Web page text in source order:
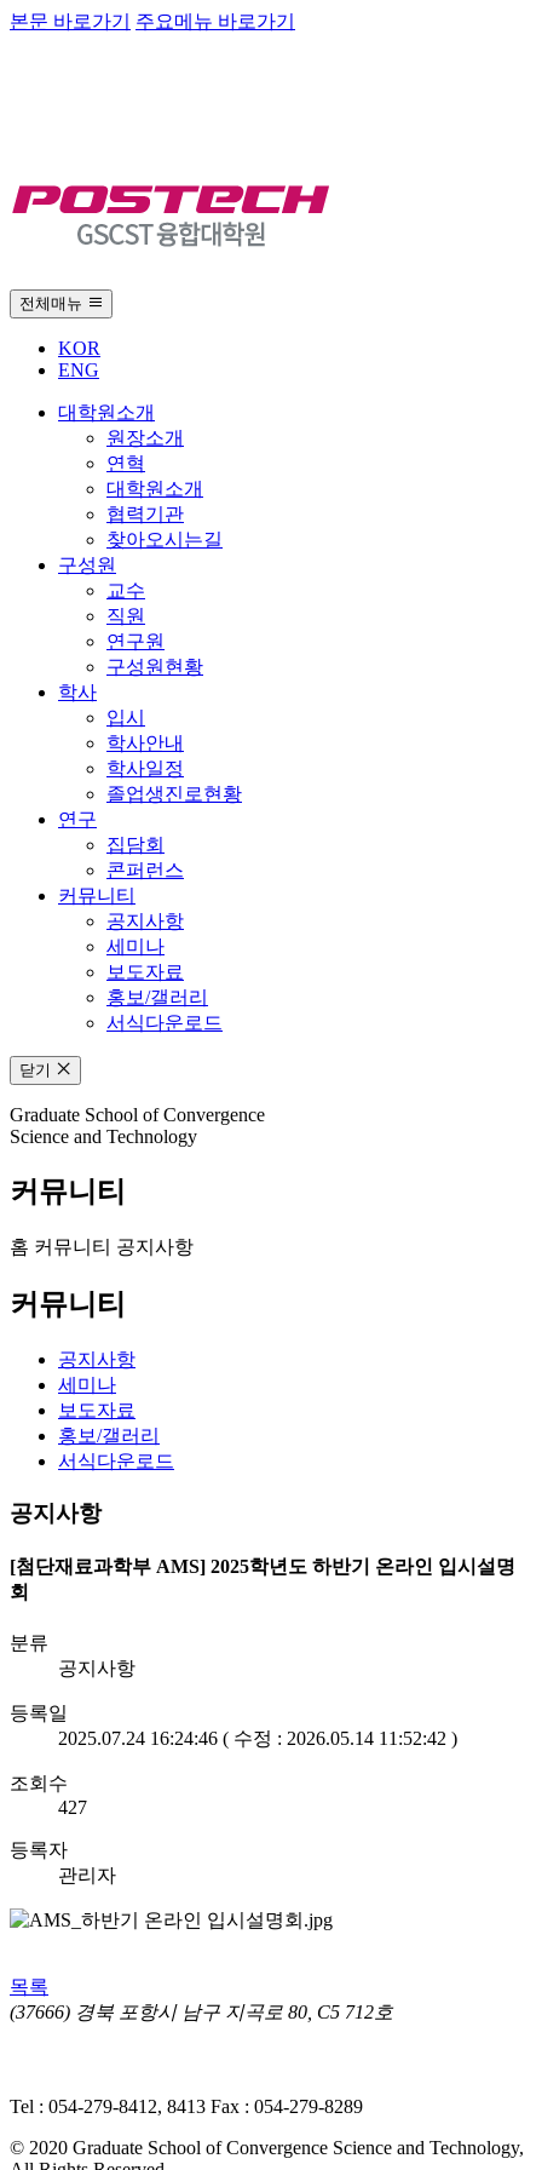
본문 바로가기 주요메뉴 바로가기
전체매뉴
KOR
ENG
대학원소개
원장소개
연혁
대학원소개
협력기관
찾아오시는길
구성원
교수
직원
연구원
구성원현황
학사
입시
학사안내
학사일정
졸업생진로현황
연구
집담회
콘퍼런스
커뮤니티
공지사항
세미나
보도자료
홍보/갤러리
서식다운로드
닫기
Graduate School of Convergence
Science and Technology
커뮤니티
홈 커뮤니티 공지사항
커뮤니티
공지사항
세미나
보도자료
홍보/갤러리
서식다운로드
공지사항
[첨단재료과학부 AMS] 2025학년도 하반기 온라인 입시설명
회
분류
공지사항
등록일
2025.07.24 16:24:46 ( 수정 : 2026.05.14 11:52:42 )
조회수
427
등록자
관리자
목록
(37666) 경북 포항시 남구 지곡로 80, C5 712호
Tel : 054-279-8412, 8413 Fax : 054-279-8289
© 2020 Graduate School of Convergence Science and Technology,